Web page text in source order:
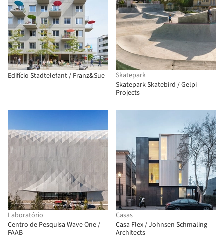
Edifício Stadtelefant / Franz&Sue
Skatepark
Skatepark Skatebird / Gelpi
Projects
Laboratório
Centro de Pesquisa Wave One /
FAAB
Casas
Casa Flex / Johnsen Schmaling
Architects